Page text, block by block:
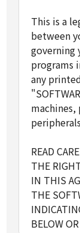
This is a
between
governing
programs
any
READ
THE
IN THIS
THE
BELOW